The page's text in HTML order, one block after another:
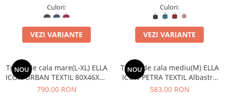
Culori:
VEZI VARIANTE
Culori:
VEZI VARIANTE
NOU
Troler de cala mare(L-XL) ELLA
ICON URBAN TEXTIL 80X46X31
CM
790,00 RON
NOU
Troler de cala mediu(M) ELLA
ICON PETRA TEXTIL Albastru
69X41X28 CM
583,00 RON